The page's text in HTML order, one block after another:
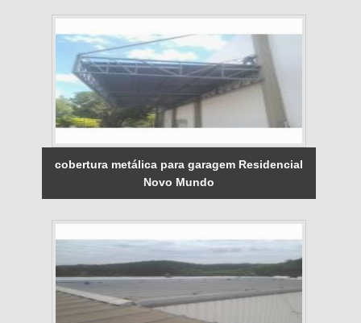
cobertura metálica para garagem Residencial
Novo Mundo